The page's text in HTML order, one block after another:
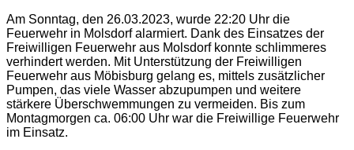
Am Sonntag, den 26.03.2023, wurde 22:20 Uhr die
Feuerwehr in Molsdorf alarmiert. Dank des Einsatzes der
Freiwilligen Feuerwehr aus Molsdorf konnte schlimmeres
verhindert werden. Mit Unterstützung der Freiwilligen
Feuerwehr aus Möbisburg gelang es, mittels zusätzlicher
Pumpen, das viele Wasser abzupumpen und weitere
stärkere Überschwemmungen zu vermeiden. Bis zum
Montagmorgen ca. 06:00 Uhr war die Freiwillige Feuerwehr
im Einsatz.